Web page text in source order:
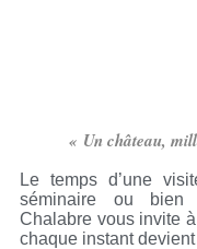
« Un château,
Le temps d’une
séminaire ou bien
Chalabre vous invite
chaque instant